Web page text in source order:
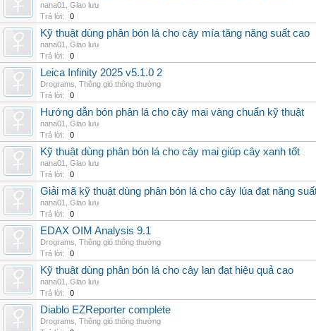
nana01
Giao lưu
Trả lời:
0
Kỹ thuật dùng phân bón lá cho cây mía tăng năng suất cao
nana01
Giao lưu
Trả lời:
0
Leica Infinity 2025 v5.1.0 2
Drograms Thông gió thông thường
Trả lời:
0
Hướng dẫn bón phân lá cho cây mai vàng chuẩn kỹ thuật
nana01
Giao lưu
Trả lời:
0
Kỹ thuật dùng phân bón lá cho cây mai giúp cây xanh tốt
nana01
Giao lưu
Trả lời:
0
Giải mã kỹ thuật dùng phân bón lá cho cây lúa đạt năng
nana01
Giao lưu
Trả lời:
0
EDAX OIM Analysis 9.1
Drograms Thông gió thông thường
Trả lời:
0
Kỹ thuật dùng phân bón lá cho cây lan đạt hiệu quả cao
nana01
Giao lưu
Trả lời:
0
Diablo EZReporter complete
Drograms Thông gió thông thường